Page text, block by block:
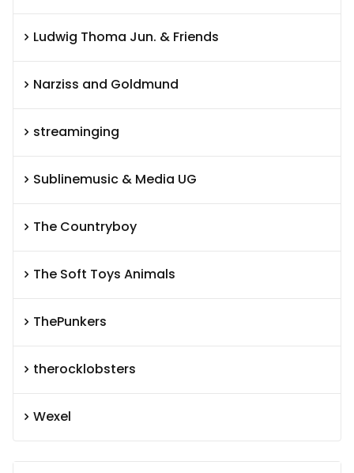
Ludwig Thoma Jun. & Friends
Narziss and Goldmund
streaminging
Sublinemusic & Media UG
The Countryboy
The Soft Toys Animals
ThePunkers
therocklobsters
Wexel